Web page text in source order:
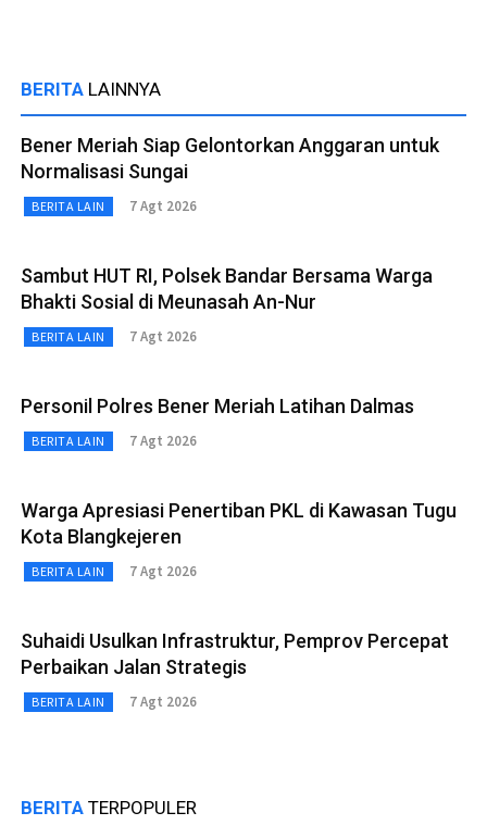
BERITA LAINNYA
Bener Meriah Siap Gelontorkan Anggaran untuk
Normalisasi Sungai
BERITA LAIN 7 Agt 2026
Sambut HUT RI, Polsek Bandar Bersama Warga
Bhakti Sosial di Meunasah An-Nur
BERITA LAIN 7 Agt 2026
Personil Polres Bener Meriah Latihan Dalmas
BERITA LAIN 7 Agt 2026
Warga Apresiasi Penertiban PKL di Kawasan Tugu
Kota Blangkejeren
BERITA LAIN 7 Agt 2026
Suhaidi Usulkan Infrastruktur, Pemprov Percepat
Perbaikan Jalan Strategis
BERITA LAIN 7 Agt 2026
BERITA TERPOPULER